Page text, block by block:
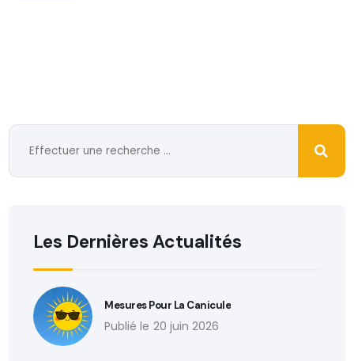
Les Dernières Actualités
Mesures Pour La Canicule
20 juin 2026